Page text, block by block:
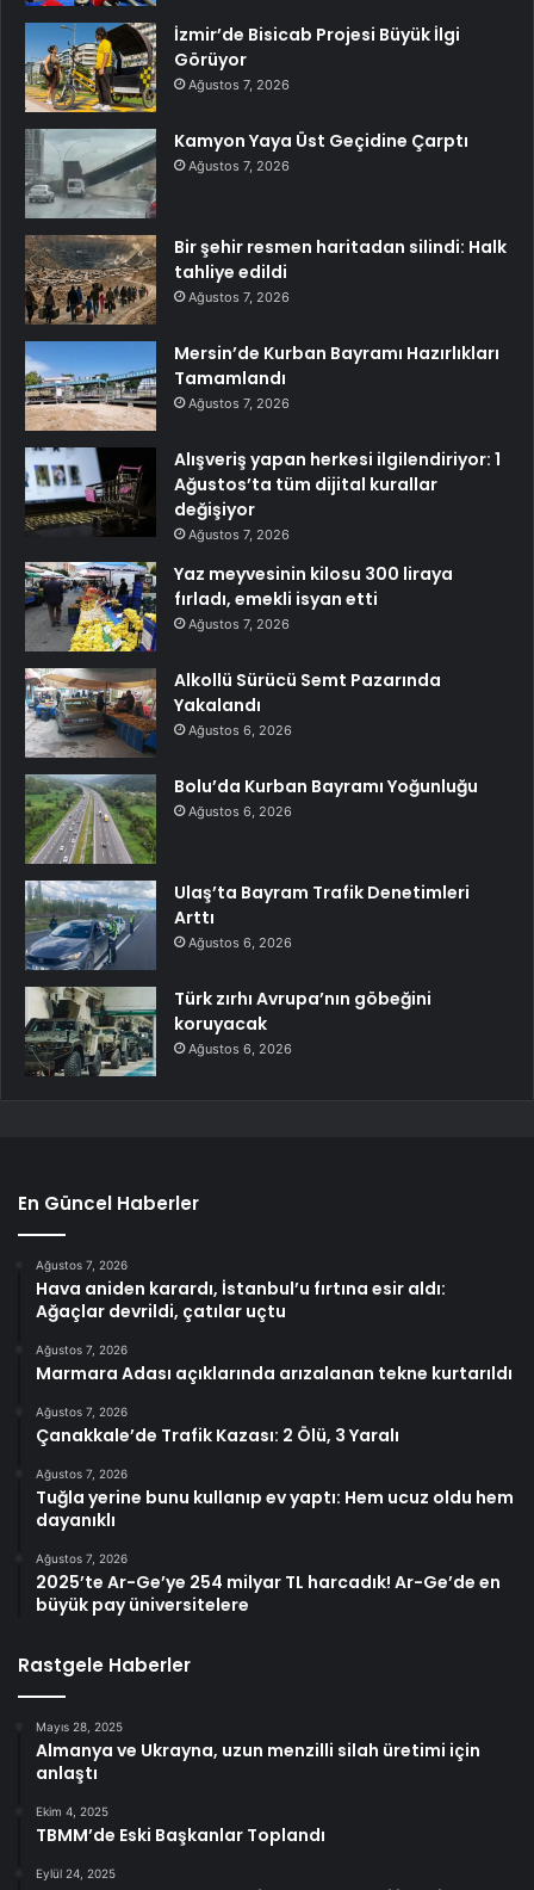
İzmir’de Bisicab Projesi Büyük İlgi
Görüyor
Ağustos 7, 2026
Kamyon Yaya Üst Geçidine Çarptı
Ağustos 7, 2026
Bir şehir resmen haritadan silindi: Halk
tahliye edildi
Ağustos 7, 2026
Mersin’de Kurban Bayramı Hazırlıkları
Tamamlandı
Ağustos 7, 2026
Alışveriş yapan herkesi ilgilendiriyor: 1
Ağustos’ta tüm dijital kurallar
değişiyor
Ağustos 7, 2026
Yaz meyvesinin kilosu 300 liraya
fırladı, emekli isyan etti
Ağustos 7, 2026
Alkollü Sürücü Semt Pazarında
Yakalandı
Ağustos 6, 2026
Bolu’da Kurban Bayramı Yoğunluğu
Ağustos 6, 2026
Ulaş’ta Bayram Trafik Denetimleri
Arttı
Ağustos 6, 2026
Türk zırhı Avrupa’nın göbeğini
koruyacak
Ağustos 6, 2026
En Güncel Haberler
Ağustos 7, 2026
Hava aniden karardı, İstanbul’u fırtına esir aldı:
Ağaçlar devrildi, çatılar uçtu
Ağustos 7, 2026
Marmara Adası açıklarında arızalanan tekne kurtarıldı
Ağustos 7, 2026
Çanakkale’de Trafik Kazası: 2 Ölü, 3 Yaralı
Ağustos 7, 2026
Tuğla yerine bunu kullanıp ev yaptı: Hem ucuz oldu hem
dayanıklı
Ağustos 7, 2026
2025’te Ar-Ge’ye 254 milyar TL harcadık! Ar-Ge’de en
büyük pay üniversitelere
Rastgele Haberler
Mayıs 28, 2025
Almanya ve Ukrayna, uzun menzilli silah üretimi için
anlaştı
Ekim 4, 2025
TBMM’de Eski Başkanlar Toplandı
Eylül 24, 2025